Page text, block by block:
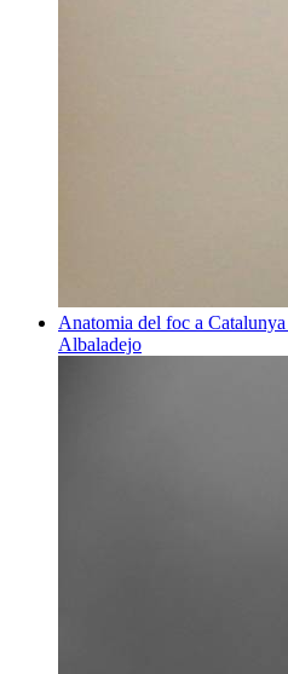
Anatomia del foc a Catalunya
Albaladejo